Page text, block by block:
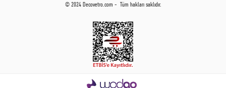
© 2024 Decovetro.com - Tüm hakları saklıdır.